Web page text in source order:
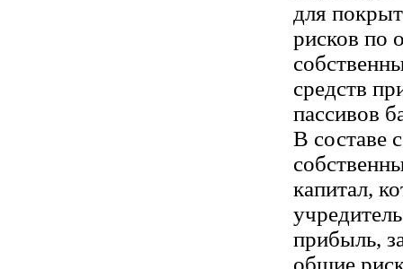
для
рисков по
средств
пассивов
В составе
капитал,
прибыль,
общие